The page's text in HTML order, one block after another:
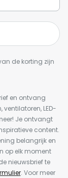
de korting zijn
en ontvang
LED-
Je ontvangt
content.
belangrijk en
op elk moment
nieuwsbrief te
. Voor meer